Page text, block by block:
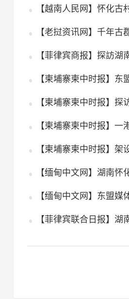
【越南人民网】怀化古
【菲律宾商报】探訪
【柬埔寨柬中时报】东
【柬埔寨柬中时报】
【柬埔寨柬中时报】一
【柬埔寨柬中时报】
【菲律宾联合日报】